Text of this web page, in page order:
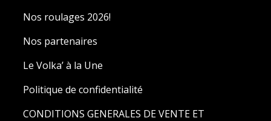
Nos roulages 2026!
Nos partenaires
Le Volka’ à la Une
Politique de confidentialité
CONDITIONS GENERALES DE VENTE ET